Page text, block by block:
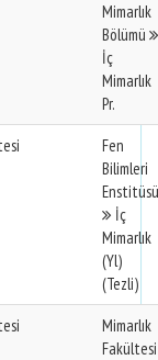
Mimarlık
Bölümü
İç
Mimarlık
Pr.
Fen
Bilimleri
Enstitüsü
İç
Mimarlık
(Yl)
(Tezli)
Mimarlık
Fakültesi